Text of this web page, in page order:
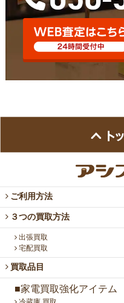
ご利用方法
３つの買取方法
出張買取
宅配買取
買取品目
■家電買取強化アイテム